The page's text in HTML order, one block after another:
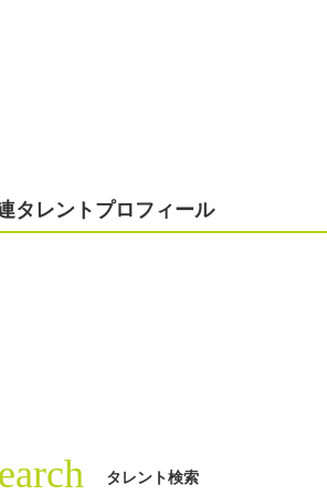
タレントプロフィール
タレント検索